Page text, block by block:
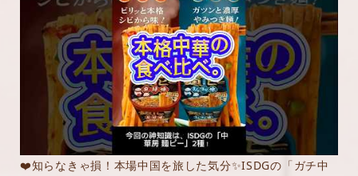
❤️知らなきゃ損！本場中国を旅した気分✨ISDGの「ガチ中